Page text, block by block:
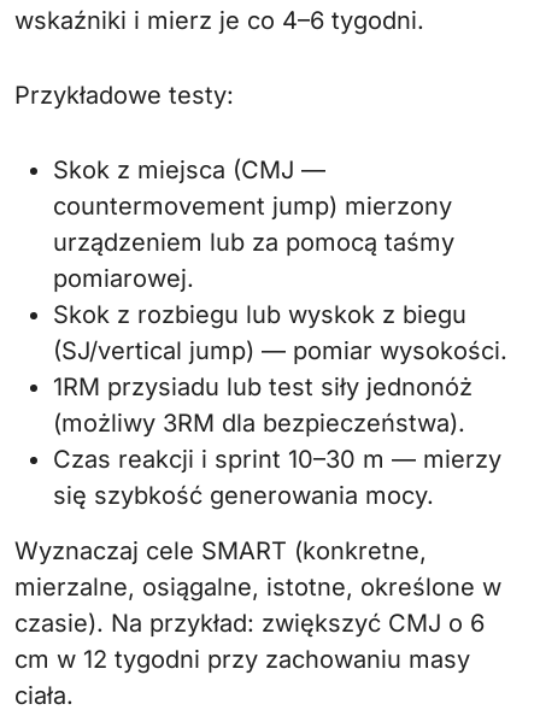
wskaźniki i mierz je co 4–6 tygodni.
Przykładowe testy:
Skok z miejsca (CMJ —
countermovement jump) mierzony
urządzeniem lub za pomocą taśmy
pomiarowej.
Skok z rozbiegu lub wyskok z biegu
(SJ/vertical jump) — pomiar wysokości.
1RM przysiadu lub test siły jednonóż
(możliwy 3RM dla bezpieczeństwa).
Czas reakcji i sprint 10–30 m — mierzy
się szybkość generowania mocy.
Wyznaczaj cele SMART (konkretne,
mierzalne, osiągalne, istotne, określone w
czasie). Na przykład: zwiększyć CMJ o 6
cm w 12 tygodni przy zachowaniu masy
ciała.